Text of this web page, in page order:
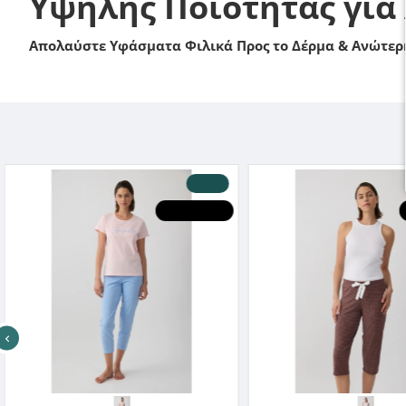
Απολαύστε Υφάσματα Φιλικά Προς το Δέρμα & Ανώτερη